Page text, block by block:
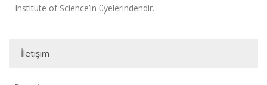
Institute of Science’ın üyelerindendir.
İletişim